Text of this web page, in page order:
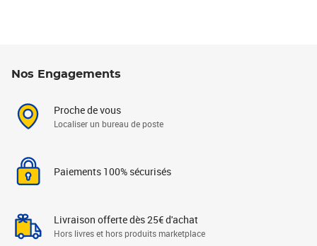
Nos Engagements
Proche de vous
Localiser un bureau de poste
Paiements 100% sécurisés
Livraison offerte dès 25€ d'achat
Hors livres et hors produits marketplace